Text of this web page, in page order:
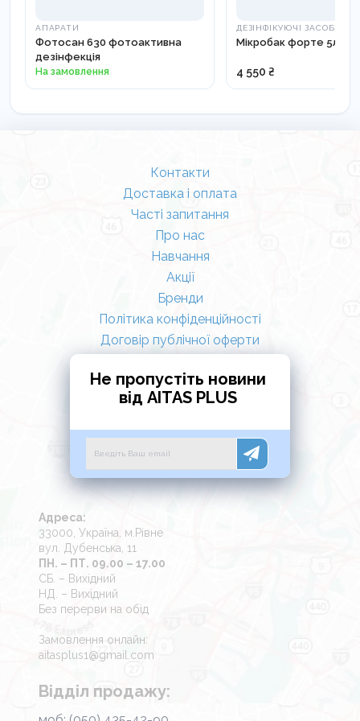
Промити великою кількістю проточної, бажано
гарячої води.
Застереження:
потрапляння на шкіру, слизові оболонки та
алюмінієві поверхні. У разі контакту зі шкірою
негайно промити великою кількістю води.
АПАРАТИ
Фотосан 630 фотоактивна
дезінфекція
На замовлення
ДЕЗІНФІКУЮЧІ ЗАСОБИ
Мікробак форте 5л
4 550 ₴
Контакти
Доставка і оплата
Часті запитання
Про нас
Навчання
Акції
Бренди
Політика конфіденційності
Договір публічної оферти
Не пропустіть новини
від AITAS PLUS
Адреса:
33000, Україна, м.Рівне
вул. Дубенська, 11
ПН. – ПТ. 09.00 – 17.00
СБ. – Вихідний
НД. – Вихідний
Без перерви на обід
Замовлення онлайн:
aitasplus1@gmail.com
Відділ продажу: